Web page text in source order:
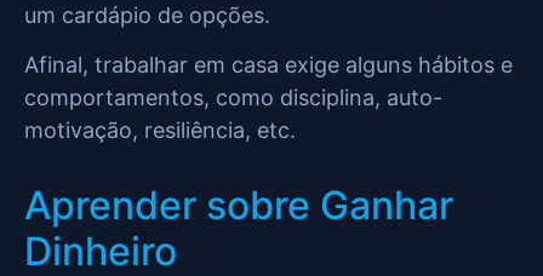
um cardápio de opções.
Afinal, trabalhar em casa exige alguns hábitos e
comportamentos, como disciplina, auto-
motivação, resiliência, etc.
Aprender sobre Ganhar
Dinheiro